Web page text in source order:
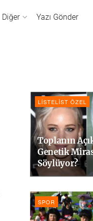
Diğer Yazı Gönder
LISTELIST ÖZEL
Toplanın
Genetik
Söylüyor?
SPOR